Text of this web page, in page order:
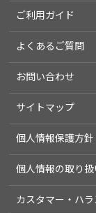
ご利用ガイド
よくあるご質問
お問い合わせ
サイトマップ
個人情報保護方針
個人情報の取り
カスタマー・ハ